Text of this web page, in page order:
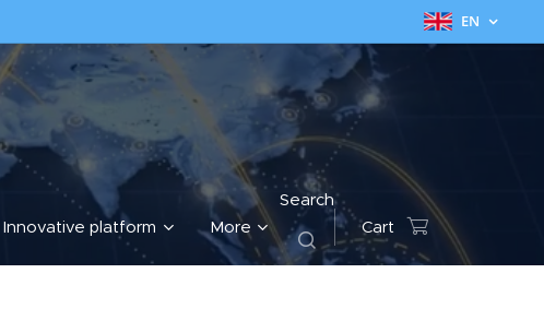
EN
Innovative platform More
Search
Cart